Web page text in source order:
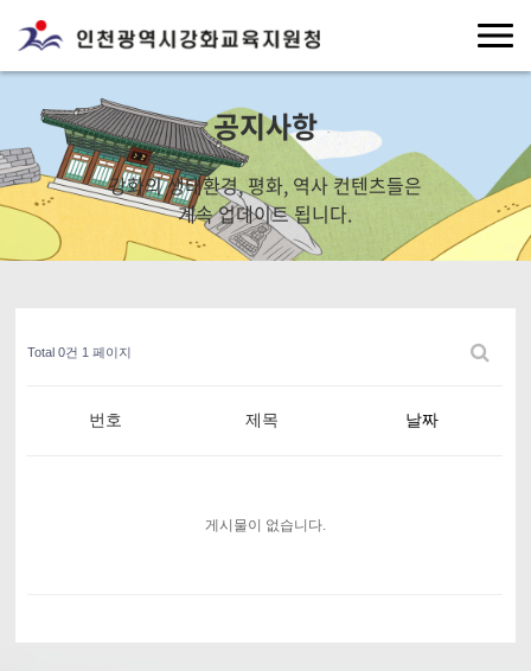
공지사항
강화의 생태환경, 평화, 역사 컨텐츠들은
계속 업데이트 됩니다.
Total 0건 1 페이지
번호 제목 날짜
게시물이 없습니다.